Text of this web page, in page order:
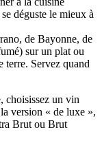
déguste le mieux à
de Bayonne, de
sur un plat ou
terre. Servez quand
choisissez un vin
version « de luxe »,
Brut ou Brut